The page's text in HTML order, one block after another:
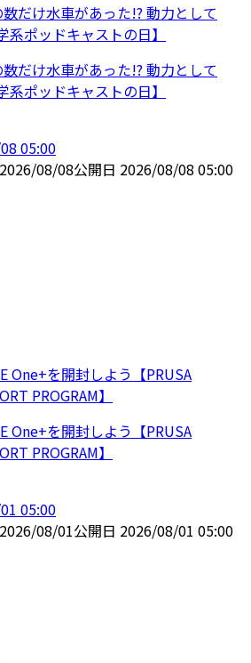
だけ水車があった!? 動力として
系ポッドキャストの日】
だけ水車があった!? 動力として
系ポッドキャストの日】
05:00
2026/08/08公開日 2026/08/08 05:00
One+を開封しよう【PRUSA
PROGRAM】
One+を開封しよう【PRUSA
PROGRAM】
05:00
2026/08/01公開日 2026/08/01 05:00